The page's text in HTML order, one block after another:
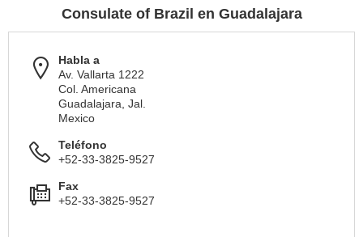
Consulate of Brazil en Guadalajara
Habla a
Av. Vallarta 1222
Col. Americana
Guadalajara, Jal.
Mexico
Teléfono
+52-33-3825-9527
Fax
+52-33-3825-9527